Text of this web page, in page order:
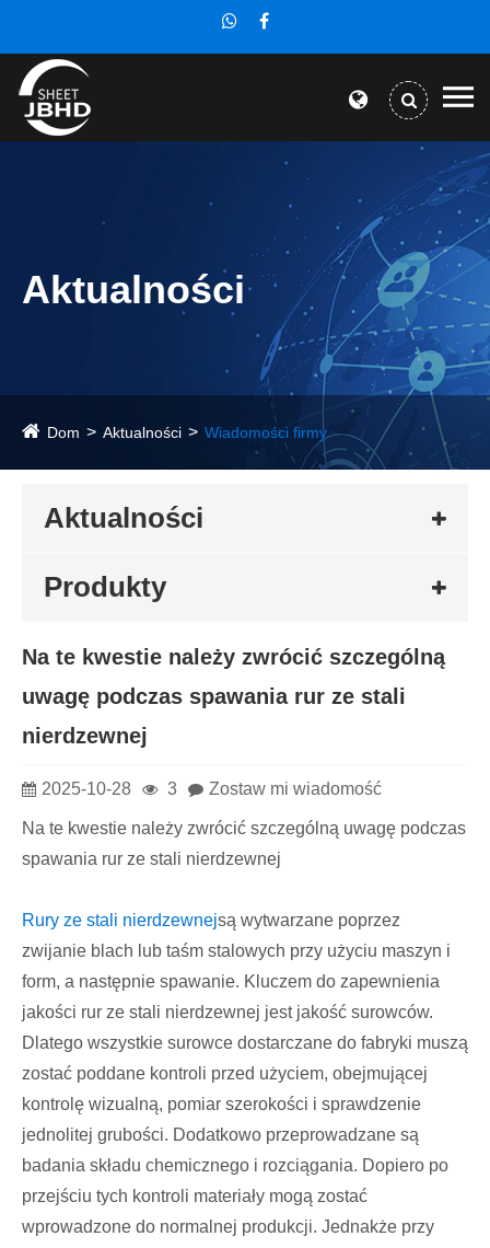
Aktualności
Dom Aktualności Wiadomości firmy
Aktualności
Produkty
​Na te kwestie należy zwrócić szczególną
uwagę podczas spawania rur ze stali
nierdzewnej
2025-10-28 3 Zostaw mi wiadomość
Na te kwestie należy zwrócić szczególną uwagę podczas
spawania rur ze stali nierdzewnej
Rury ze stali nierdzewnejsą wytwarzane poprzez
zwijanie blach lub taśm stalowych przy użyciu maszyn i
form, a następnie spawanie. Kluczem do zapewnienia
jakości rur ze stali nierdzewnej jest jakość surowców.
Dlatego wszystkie surowce dostarczane do fabryki muszą
zostać poddane kontroli przed użyciem, obejmującej
kontrolę wizualną, pomiar szerokości i sprawdzenie
jednolitej grubości. Dodatkowo przeprowadzane są
badania składu chemicznego i rozciągania. Dopiero po
przejściu tych kontroli materiały mogą zostać
wprowadzone do normalnej produkcji. Jednakże przy